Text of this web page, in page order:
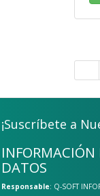
¡Suscríbete a
INFORMACIÓN
DATOS
Responsable: Q-SOFT